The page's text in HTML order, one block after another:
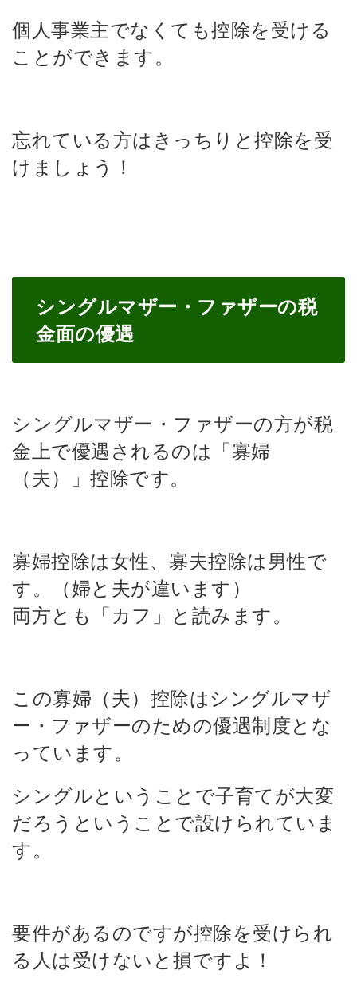
個人事業主でなくても控除を受ける
ことができます。
忘れている方はきっちりと控除を受
けましょう！
シングルマザー・ファザーの税
金面の優遇
シングルマザー・ファザーの方が税
金上で優遇されるのは「寡婦
（夫）」控除です。
寡婦控除は女性、寡夫控除は男性で
す。（婦と夫が違います）
両方とも「カフ」と読みます。
この寡婦（夫）控除はシングルマザ
ー・ファザーのための優遇制度とな
っています。
シングルということで子育てが大変
だろうということで設けられていま
す。
要件があるのですが控除を受けられ
る人は受けないと損ですよ！